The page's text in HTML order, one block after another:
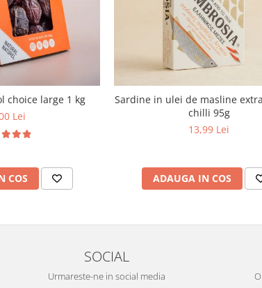
choice large 1 kg
Lei
COS
Sardine in ulei de masline
chilli 95g
13,99 Lei
ADAUGA IN COS
SOCIAL
Urmareste-ne in social media